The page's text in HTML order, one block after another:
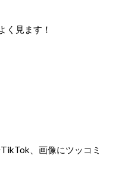
く見ます！
、画像にツッコミ